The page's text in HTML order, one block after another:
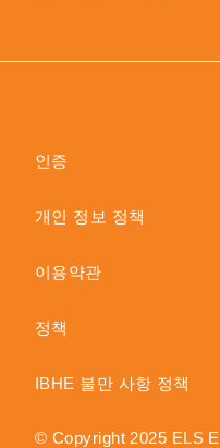
인증
개인 정보 정책
이용약관
정책
IBHE 불만 사항 정책
© Copyright 2025 ELS